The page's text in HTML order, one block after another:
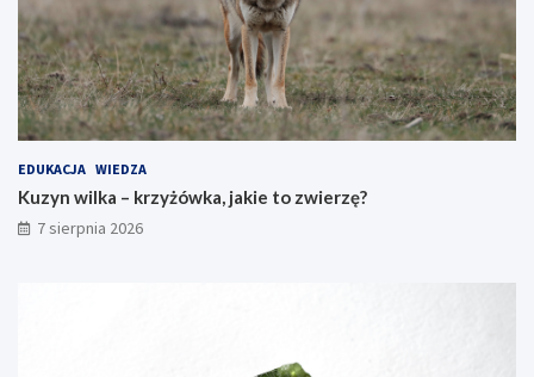
EDUKACJA WIEDZA
Kuzyn wilka – krzyżówka, jakie to zwierzę?
7 sierpnia 2026